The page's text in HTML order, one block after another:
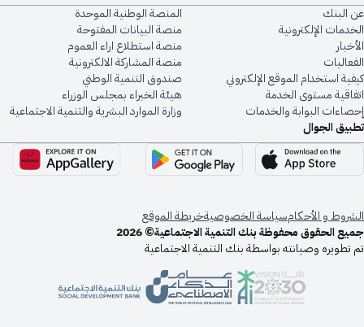
عن البنك
الخدمات الإلكترونية
الأخبار
الفعاليات
كيفية استخدام الموقع الإلكتروني
اتفاقية مستوى الخدمة
إحصاءات البوابة والخدمات
المنصة الوطنية الموحدة
منصة البيانات المفتوحة
منصة استطلاع اراء العموم
منصة المشاركة الالكترونية
صندوق التنمية الوطني
هيئة الخبراء بمجلس الوزراء
وزارة الموارد البشرية والتنمية الاجتماعية
تطبيق الجوال
الشروط و الأحكامسياسة الخصوصيةخريطة الموقع
جميع الحقوق محفوظة بنك التنمية الاجتماعية© 2026
تم تطويره وصيانته بواسطة بنك التنمية الاجتماعية